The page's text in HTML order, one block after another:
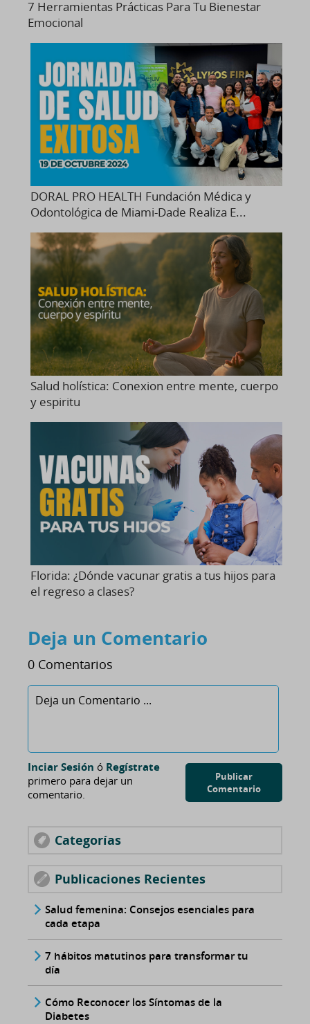
7 Herramientas Prácticas Para Tu Bienestar
Emocional
DORAL PRO HEALTH Fundación Médica y
Odontológica de Miami-Dade Realiza E...
Salud holística: Conexion entre mente, cuerpo
y espiritu
Florida: ¿Dónde vacunar gratis a tus hijos para
el regreso a clases?
Deja un Comentario
0 Comentarios
Publicar
Comentario
Inciar Sesión ó Regístrate
primero para dejar un
comentario.
Categorías
Publicaciones Recientes
Salud femenina: Consejos esenciales para
cada etapa
7 hábitos matutinos para transformar tu
día
Cómo Reconocer los Síntomas de la
Diabetes